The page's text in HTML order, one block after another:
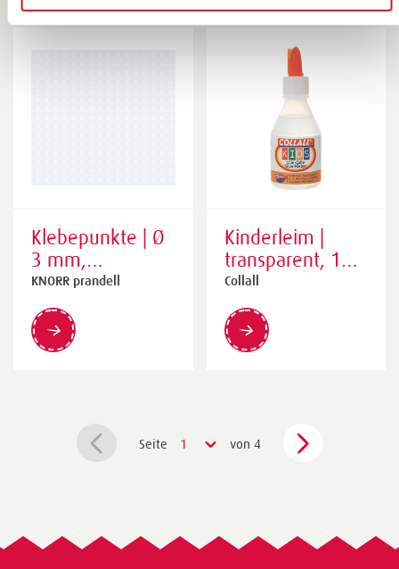
Klebepunkte | Ø
3 mm,
transparent, 768
Stück
KNORR prandell
Kinderleim |
transparent, 100
ml
Collall
Seite 1 von 4